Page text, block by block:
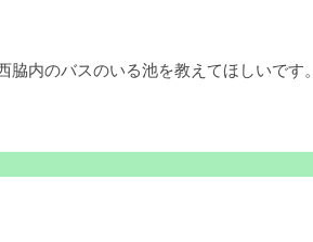
内のバスのいる池を教えてほしいです。